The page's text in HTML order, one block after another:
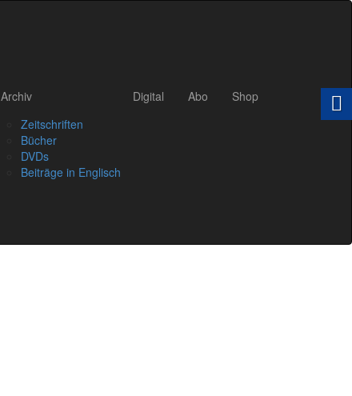
Archiv
Zeitschriften
Bücher
DVDs
Beiträge in Englisch
Digital Abo Shop